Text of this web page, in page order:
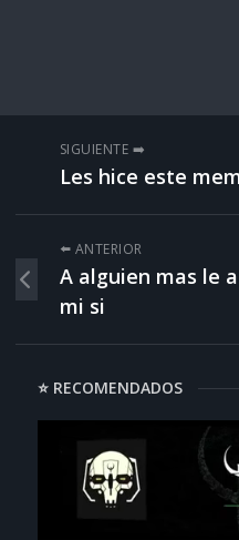
SIGUIENTE ➡️
Les hice este
⬅️ ANTERIOR
A alguien mas le
mi si
⭐ RECOMENDADOS